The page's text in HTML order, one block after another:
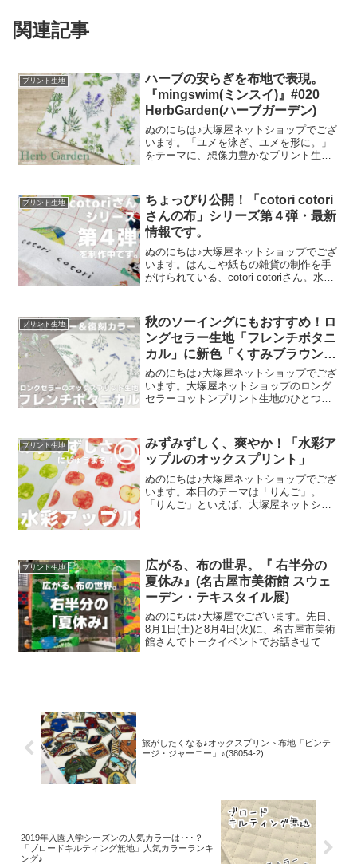
関連記事
プリント生地
ハーブの安らぎを布地で表現。
『mingswim(ミンスイ)』#020
HerbGarden(ハーブガーデン)
ぬのにちは♪大塚屋ネットショップでござ
います。「ユメを泳ぎ、ユメを形に。」
をテーマに、想像力豊かなプリント生地
集ページよりご覧いただけます。＼
mingswi
プリント生地
ちょっぴり公開！「cotori cotori
さんの布」シリーズ第４弾・最新
情報です。
ぬのにちは♪大塚屋ネットショップでござ
います。はんこや紙もの雑貨の制作を手
がけられている、cotori cotoriさん。水彩
開されています。cotori cotori
プリント生地
秋のソーイングにもおすすめ！ロ
ングセラー生地「フレンチボタニ
カル」に新色「くすみブラウン」
が登場！
ぬのにちは♪大塚屋ネットショップでござ
います。大塚屋ネットショップのロング
セラーコットンプリント生地のひとつ
た「ペールピンク」の再販が、この度決
定いたしました。2026
プリント生地
みずみずしく、爽やか！「水彩ア
ップルのオックスプリント」
ぬのにちは♪大塚屋ネットショップでござ
います。本日のテーマは「りんご」。
「りんご」といえば、大塚屋ネットショ
のオックスプリント」です
プリント生地
広がる、布の世界。『 右半分の
夏休み』(名古屋市美術館 スウェ
ーデン・テキスタイル展)
ぬのにちは♪大塚屋でございます。先日、
8月1日(土)と8月4日(火)に、名古屋市美術
館さんでトークイベントでお話させてい
旅がしたくなる♪オックスプリント布地「ビンテ
ージ・ジャーニー」♪(38054-2)
2019年入園入学シーズンの人気カラーは･･･？
「ブロードキルティング無地」人気カラーランキ
ング♪